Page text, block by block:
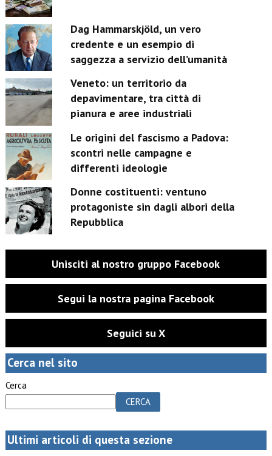
Dag Hammarskjöld, un vero
credente e un esempio di
saggezza a servizio dell’umanità
Veneto: un territorio da
depavimentare, tra città di
pianura e aree industriali
Le origini del fascismo a Padova:
scontri nelle campagne e
differenti ideologie
Donne costituenti: ventuno
protagoniste sin dagli albori della
Repubblica
Unisciti al nostro gruppo Facebook
Segui la nostra pagina Facebook
Seguici su X
Cerca nel sito
Cerca
CERCA
Ultimi articoli di questa sezione